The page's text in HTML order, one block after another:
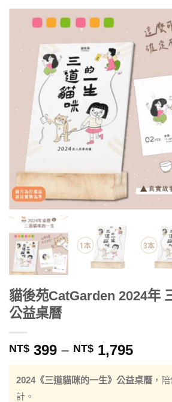
貓後苑CatGarden 2024年
公益桌曆
NT$ 399 – NT$ 1,795價
格
範
2024《三道貓咪的一生》公益桌曆 ，
計。